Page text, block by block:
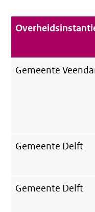
Gemeente
Gemeente Delft
Gemeente Delft